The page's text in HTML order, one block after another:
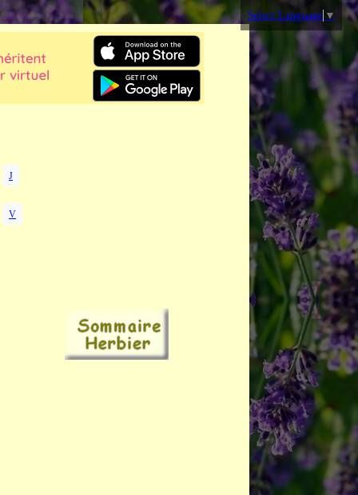
Select Language ▼
J
V